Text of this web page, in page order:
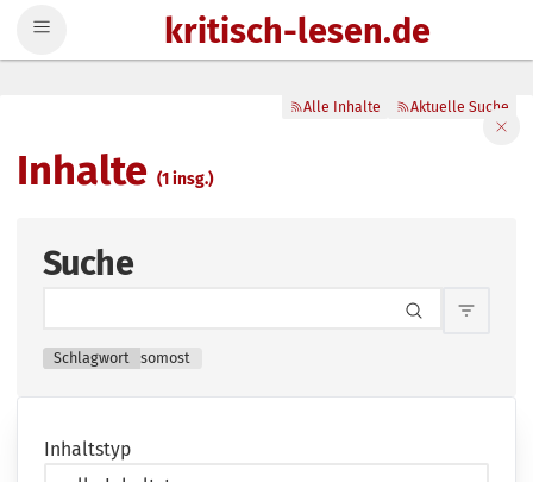
kritisch-lesen.de
Inhalte(1 insg.)
Alle Inhalte Aktuelle Suche
Suche
Schlagwort somost
Inhaltstyp